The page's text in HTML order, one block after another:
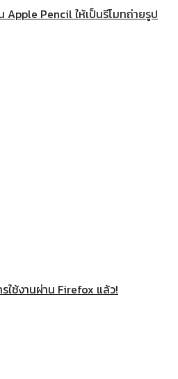
Apple Pencil ให้เป็นรีโมทถ่ายรูป
ใช้งานผ่าน Firefox แล้ว!